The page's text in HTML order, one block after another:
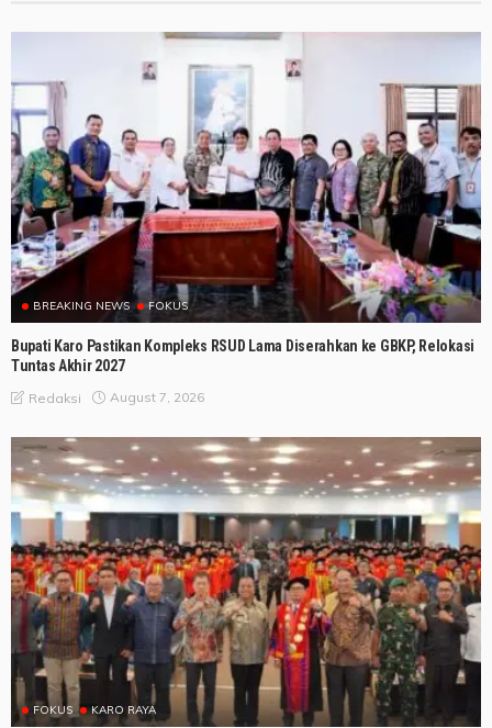
BREAKING NEWS FOKUS
Bupati Karo Pastikan Kompleks RSUD Lama Diserahkan ke GBKP, Relokasi
Tuntas Akhir 2027
Redaksi August 7, 2026
FOKUS KARO RAYA